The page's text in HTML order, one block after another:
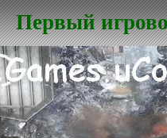
Первый